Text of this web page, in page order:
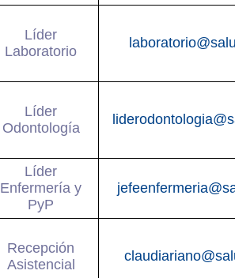
Líder
Laboratorio
Líder
Odontología
Líder
Enfermería y
PyP
Recepción
Asistencial